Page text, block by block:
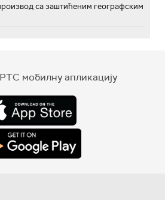
са заштићеним географским
мобилну апликацију